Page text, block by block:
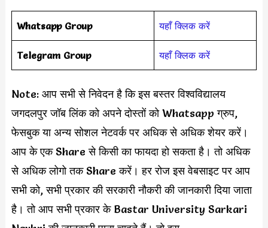
Whatsapp Group यहाँ क्लिक करें
Telegram Group यहाँ क्लिक करें
Note: आप सभी से निवेदन है कि इस बस्तर विश्वविद्यालय
जगदलपुर जॉब लिंक को अपने दोस्तों को Whatsapp ग्रुप,
फेसबुक या अन्य सोशल नेटवर्क पर अधिक से अधिक शेयर करें।
आप के एक Share से किसी का फायदा हो सकता है। तो अधिक
से अधिक लोगो तक Share करें। हर रोज इस वेबसाइट पर आप
सभी को, सभी प्रकार की सरकारी नौकरी की जानकारी दिया जाता
है। तो आप सभी प्रकार के Bastar University Sarkari